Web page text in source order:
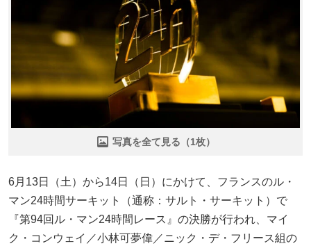
写真を全て見る（1枚）
6月13日（土）から14日（日）にかけて、フランスのル・
マン24時間サーキット（通称：サルト・サーキット）で
『第94回ル・マン24時間レース』の決勝が行われ、マイ
ク・コンウェイ／小林可夢偉／ニック・デ・フリース組の